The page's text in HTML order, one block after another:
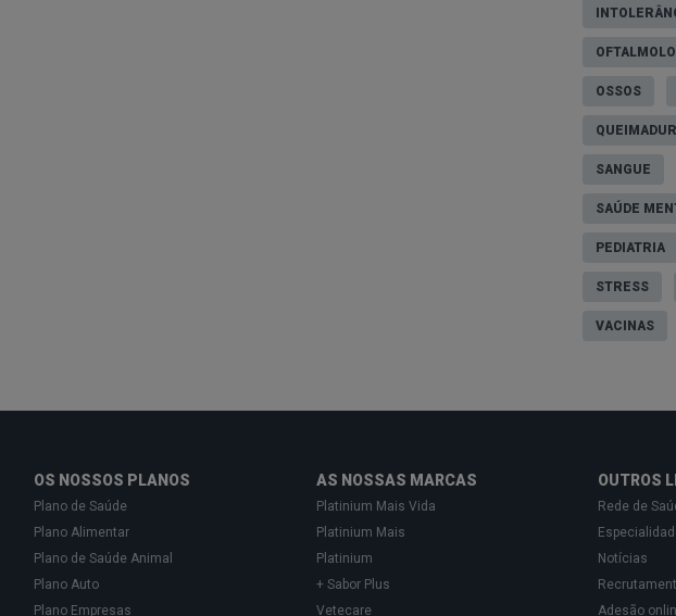
OSSOS
SANGUE
SAÚDE
PEDIATRIA
STRESS
VACINAS
OS NOSSOS PLANOS
Plano de Saúde
Plano Alimentar
Plano de Saúde Animal
Plano Auto
Plano Empresas
AS NOSSAS MARCAS
Platinium Mais Vida
Platinium Mais
Platinium
+ Sabor Plus
Vetecare
OUTROS
Rede de
Notícias
Adesão